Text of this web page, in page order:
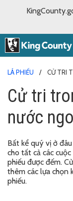
LÁ PHIẾU CỬ TRI
Cử tri
nước
Bất kể quý vị ở
cho tất cả các
phiếu được đếm.
thêm các lựa chọn
phiếu.